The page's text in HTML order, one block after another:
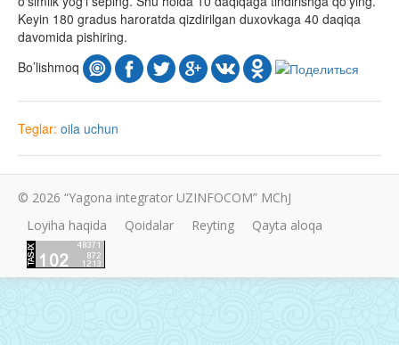
Keyin 180 gradus haroratda qizdirilgan duxovkaga 40 daqiqa
davomida pishiring.
Bo’lishmoq
Teglar: oila uchun
© 2026 “Yagona integrator UZINFOCOM” MChJ
Loyiha haqida
Qoidalar Reyting Qayta aloqa